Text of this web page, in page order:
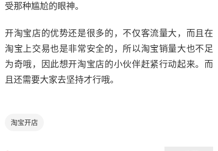
受那种尴尬的眼神。
开淘宝店的优势还是很多的，不仅客流量大，而且在
淘宝上交易也是非常安全的，所以淘宝销量大也不足
为奇哦，因此想开淘宝店的小伙伴赶紧行动起来。而
且还需要大家去坚持才行哦。
淘宝开店